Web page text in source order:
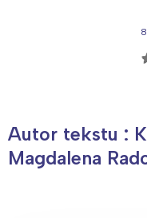
Autor tekstu :
Magdalena